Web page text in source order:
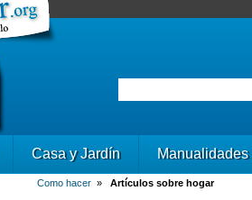
Casa y Jardín Manualidades
Como hacer » Artículos sobre hogar